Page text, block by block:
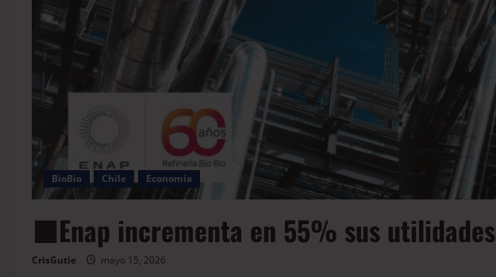
BioBio Chile Economía
🟩Enap incrementa en 55% sus utilidades
CrisGutie mayo 15, 2026